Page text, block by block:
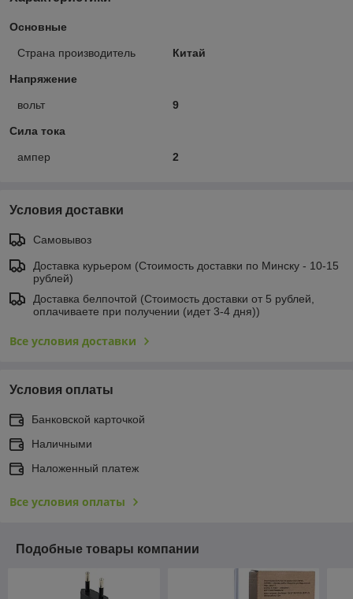
Основные
Страна производитель Китай
Напряжение
вольт 9
Сила тока
ампер 2
Условия доставки
Самовывоз
Доставка курьером (Стоимость доставки по Минску - 10-15
рублей)
Доставка белпочтой (Стоимость доставки от 5 рублей,
оплачиваете при получении (идет 3-4 дня))
Все условия доставки
Условия оплаты
Банковской карточкой
Наличными
Наложенный платеж
Все условия оплаты
Подобные товары компании